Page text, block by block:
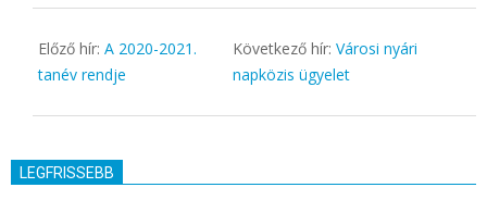
18
Előző hír: A 2020-2021.
tanév rendje
Következő hír:Városi nyári
napközis ügyelet
LEGFRISSEBB